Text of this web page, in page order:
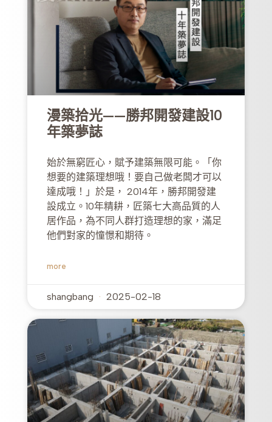
漫築拾光——勝邦開發建設10
年築夢誌
始於無窮匠心，賦予建築無限可能。「你
想要的建築理想哦！要自己做老闆才可以
達成哦！」於是， 2014年，勝邦開發建
設成立。10年精耕，匠築七大高品質的人
居作品，為不同人群打造理想的家，滿足
他們對家的憧憬和期待。
more
shangbang 2025-02-18